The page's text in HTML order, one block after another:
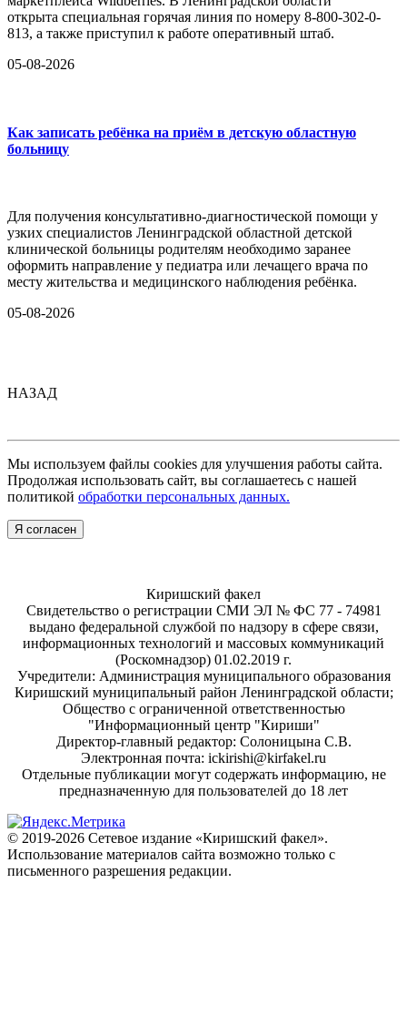
открыта специальная горячая линия по номеру 8-800-302-0-
813, а также приступил к работе оперативный штаб.
05-08-2026
Как записать ребёнка на приём в детскую областную
больницу
Для получения консультативно-диагностической помощи у
узких специалистов Ленинградской областной детской
клинической больницы родителям необходимо заранее
оформить направление у педиатра или лечащего врача по
месту жительства и медицинского наблюдения ребёнка.
05-08-2026
НАЗАД
Мы используем файлы cookies для улучшения работы сайта.
Продолжая использовать сайт, вы соглашаетесь с нашей
политикой обработки персональных данных.
Я согласен
Киришский факел
Свидетельство о регистрации СМИ ЭЛ № ФС 77 - 74981
выдано федеральной службой по надзору в сфере связи,
информационных технологий и массовых коммуникаций
(Роскомнадзор) 01.02.2019 г.
Учредители: Администрация муниципального образования
Киришский муниципальный район Ленинградской области;
Общество с ограниченной ответственностью
"Информационный центр "Кириши"
Директор-главный редактор: Солоницына С.В.
Электронная почта: ickirishi@kirfakel.ru
Отдельные публикации могут содержать информацию, не
предназначенную для пользователей до 18 лет
© 2019-2026 Сетевое издание «Киришский факел».
Использование материалов сайта возможно только с
письменного разрешения редакции.